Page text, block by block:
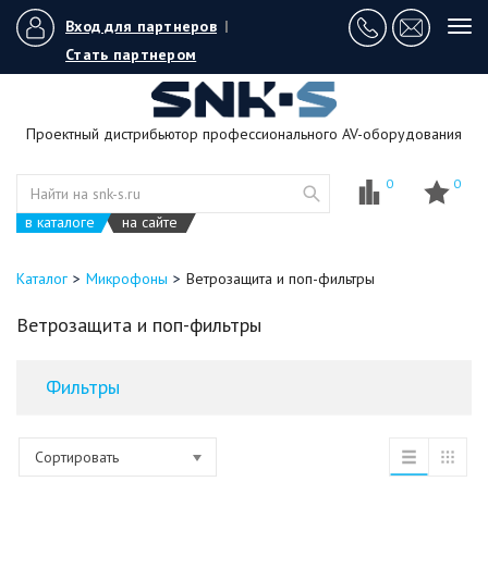
Вход для партнеров |
Стать партнером
Проектный дистрибьютор профессионального AV-оборудования
в каталоге на сайте
0 0
Каталог Микрофоны Ветрозащита и поп-фильтры
Ветрозащита и поп-фильтры
Фильтры
Сортировать